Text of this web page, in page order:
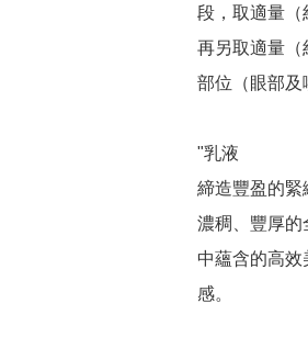
段，取適量（
再另取適量（
部位（眼部及
"乳液
締造豐盈的緊
濃稠、豐厚的
中蘊含的高
感。